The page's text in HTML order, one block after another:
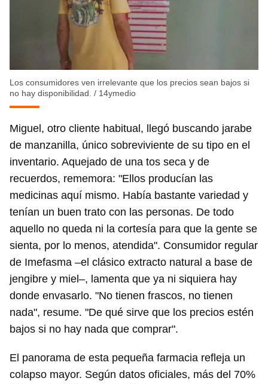
Los consumidores ven irrelevante que los precios sean bajos si
no hay disponibilidad. / 14ymedio
Miguel, otro cliente habitual, llegó buscando jarabe
de manzanilla, único sobreviviente de su tipo en el
inventario. Aquejado de una tos seca y de
recuerdos, rememora: "Ellos producían las
medicinas aquí mismo. Había bastante variedad y
tenían un buen trato con las personas. De todo
aquello no queda ni la cortesía para que la gente se
sienta, por lo menos, atendida". Consumidor regular
de Imefasma –el clásico extracto natural a base de
jengibre y miel–, lamenta que ya ni siquiera hay
donde envasarlo. "No tienen frascos, no tienen
nada", resume. "De qué sirve que los precios estén
bajos si no hay nada que comprar".
El panorama de esta pequeña farmacia refleja un
colapso mayor. Según datos oficiales, más del 70%